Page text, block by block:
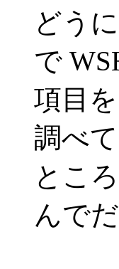
どう
で
項目を
調べ
とこ
んでだ